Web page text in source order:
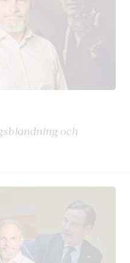
och